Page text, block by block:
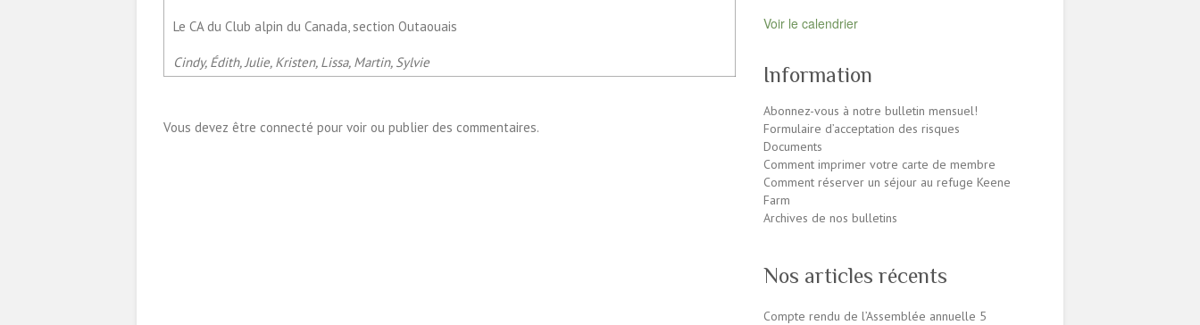
Le CA du Club alpin du Canada, section Outaouais
Cindy, Édith, Julie, Kristen, Lissa, Martin, Sylvie
Vous devez être connecté pour voir ou publier des commentaires.
Voir le calendrier
Information
Abonnez-vous à notre bulletin mensuel!
Formulaire d’acceptation des risques
Documents
Comment imprimer votre carte de membre
Comment réserver un séjour au refuge Keene
Farm
Archives de nos bulletins
Nos articles récents
Compte rendu de l’Assemblée annuelle 5